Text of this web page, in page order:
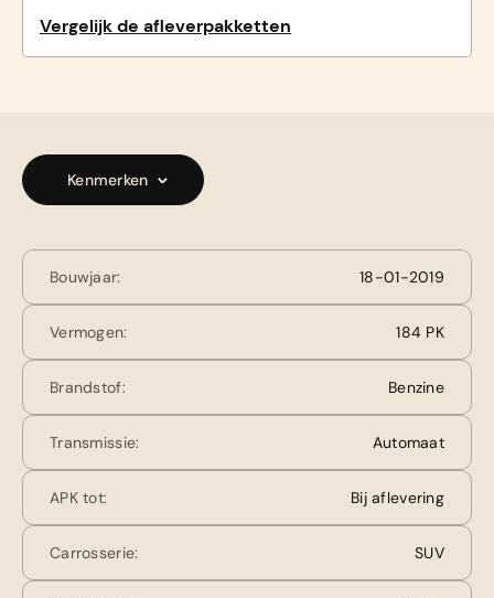
Vergelijk de afleverpakketten
Kenmerken
Bouwjaar: 18-01-2019
Vermogen: 184 PK
Brandstof: Benzine
Transmissie: Automaat
APK tot: Bij aflevering
Carrosserie: SUV